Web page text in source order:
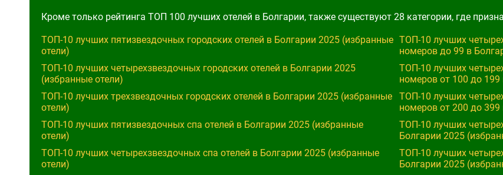
Кроме только рейтинга ТОП 100 лучших отелей в Болгарии, также существуют 28 категории, где
ТОП-10 лучших пятизвездочных городских отелей в Болгарии 2025 (избранные
отели)
ТОП-10 лучших четырехзвездочных городских отелей в Болгарии 2025
(избранные отели)
ТОП-10 лучших трехзвездочных городских отелей в Болгарии 2025 (избранные
отели)
ТОП-10 лучших пятизвездочных спа отелей в Болгарии 2025 (избранные
отели)
ТОП-10 лучших четырехзвездочных спа отелей в Болгарии 2025 (избранные
отели)
ТОП-10 лучших
номеров до 99 в
ТОП-10 лучших
номеров от 100 до
ТОП-10 лучших
номеров от 200 до
ТОП-10 лучших
Болгарии 2025
ТОП-10 лучших
Болгарии 2025